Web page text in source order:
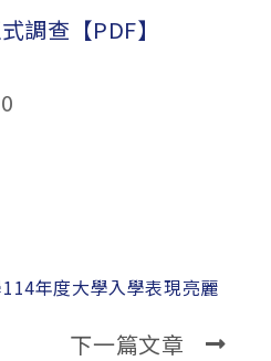
調查【PDF】
年度大學入學表現亮麗
下一篇文章